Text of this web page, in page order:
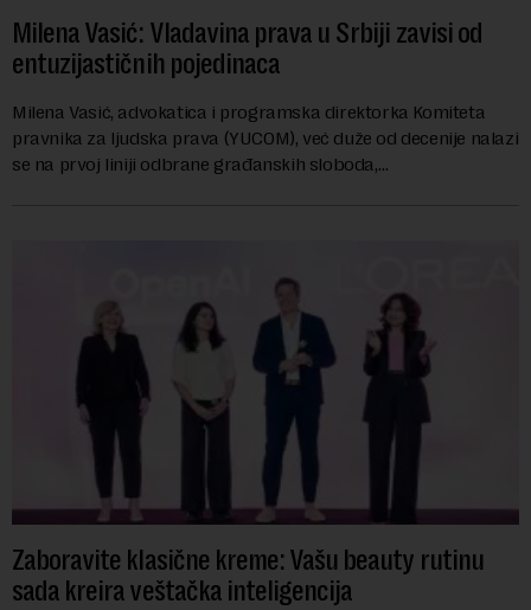
Milena Vasić: Vladavina prava u Srbiji zavisi od
entuzijastičnih pojedinaca
Milena Vasić, advokatica i programska direktorka Komiteta
pravnika za ljudska prava (YUCOM), već duže od decenije nalazi
se na prvoj liniji odbrane građanskih sloboda,
Zaboravite klasične kreme: Vašu beauty rutinu
sada kreira veštačka inteligencija